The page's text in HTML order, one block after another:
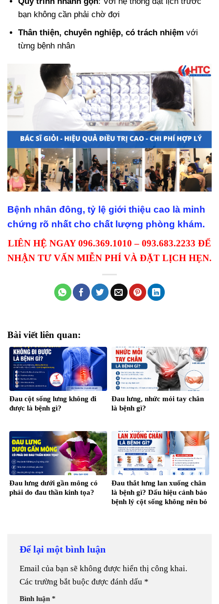
bạn không cần phải chờ đợi
Thân thiện, chuyên nghiệp, có trách nhiệm với
từng bệnh nhân
Bệnh nhân đông, tỷ lệ giới thiệu cao là minh
chứng rõ nhất cho chất lượng phòng khám.
LIÊN HỆ NGAY 096.369.1010 – 093.683.2233 ĐỂ
NHẬN TƯ VẤN MIỄN PHÍ VÀ ĐẶT LỊCH HẸN.
Bài viết liên quan:
Đau cột sống lưng không đi
được là bệnh gì?
Đau lưng, nhức mỏi tay chân
là bệnh gì?
Đau lưng dưới gần mông có
phải do đau thần kinh tọa?
Đau thắt lưng lan xuống chân
là bệnh gì? Dấu hiệu cảnh báo
bệnh lý cột sống không nên bỏ
Để lại một bình luận
Email của bạn sẽ không được hiển thị công khai.
Các trường bắt buộc được đánh dấu *
Bình luận *